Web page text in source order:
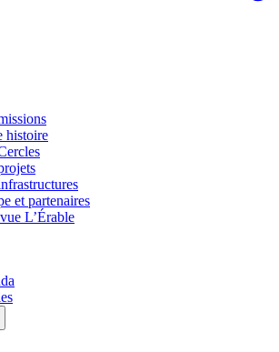
histoire
et partenaires
L’Érable